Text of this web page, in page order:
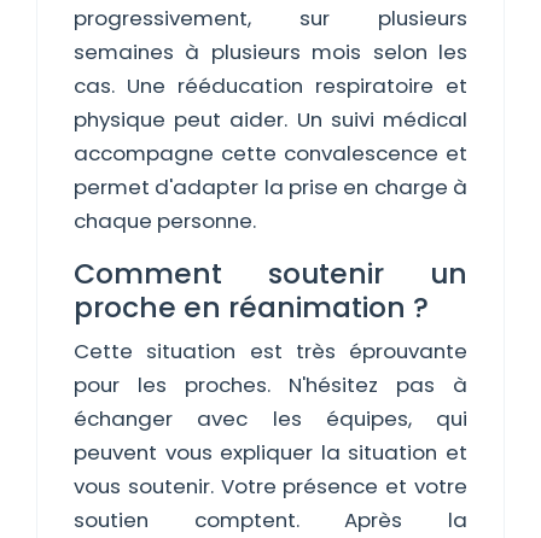
progressivement, sur plusieurs
semaines à plusieurs mois selon les
cas. Une rééducation respiratoire et
physique peut aider. Un suivi médical
accompagne cette convalescence et
permet d'adapter la prise en charge à
chaque personne.
Comment soutenir un
proche en réanimation ?
Cette situation est très éprouvante
pour les proches. N'hésitez pas à
échanger avec les équipes, qui
peuvent vous expliquer la situation et
vous soutenir. Votre présence et votre
soutien comptent. Après la